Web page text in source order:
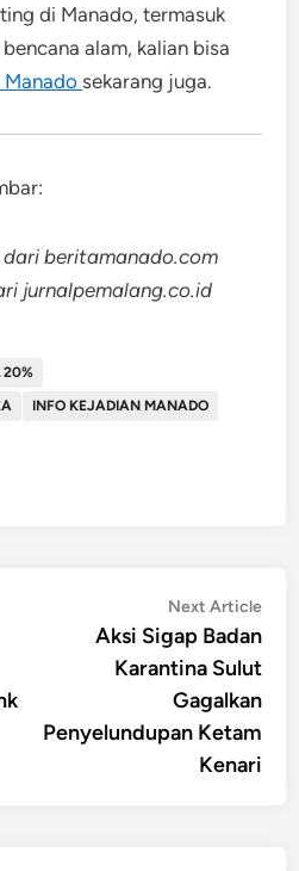
di Manado, termasuk
alam, kalian bisa
sekarang juga.
beritamanado.com
jurnalpemalang.co.id
20%
INFO KEJADIAN MANADO
Next Article
Aksi Sigap Badan
Karantina Sulut
Gagalkan
Penyelundupan Ketam
Kenari